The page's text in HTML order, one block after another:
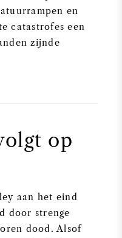
en
catastrofes een
zijnde
op
aan het eind
door strenge
dood. Alsof